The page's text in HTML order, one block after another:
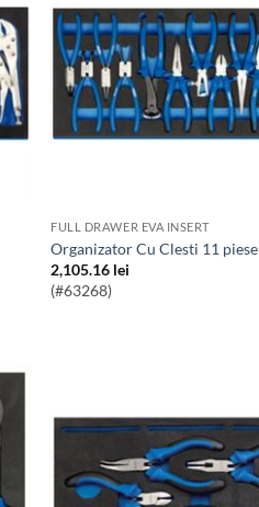
FULL DRAWER EVA INSERT
Organizator Cu Clesti 11 piese
2,105.16 lei
(#63268)